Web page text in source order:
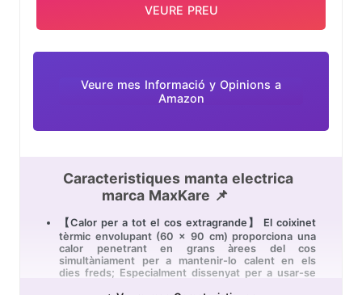
Veure mes Informació y Opinions a
Amazon
Caracteristiques manta electrica
marca MaxKare 📌
【Calor per a tot el cos extragrande】 El coixinet
tèrmic envolupant (60 x 90 cm) proporciona una
calor penetrant en grans àrees del cos
simultàniament per a mantenir-lo calent en els
dies freds; Especialment dissenyat per a usar-se
VEURE PREU